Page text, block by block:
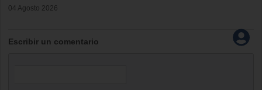
04 Agosto 2026
Escribir un comentario